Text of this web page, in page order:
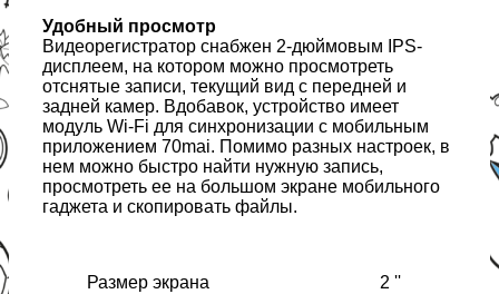
Удобный просмотр
Видеорегистратор снабжен 2-дюймовым IPS-
дисплеем, на котором можно просмотреть
отснятые записи, текущий вид с передней и
задней камер. Вдобавок, устройство имеет
модуль Wi-Fi для синхронизации с мобильным
приложением 70mai. Помимо разных настроек, в
нем можно быстро найти нужную запись,
просмотреть ее на большом экране мобильного
гаджета и скопировать файлы.
Размер экрана 2 ''